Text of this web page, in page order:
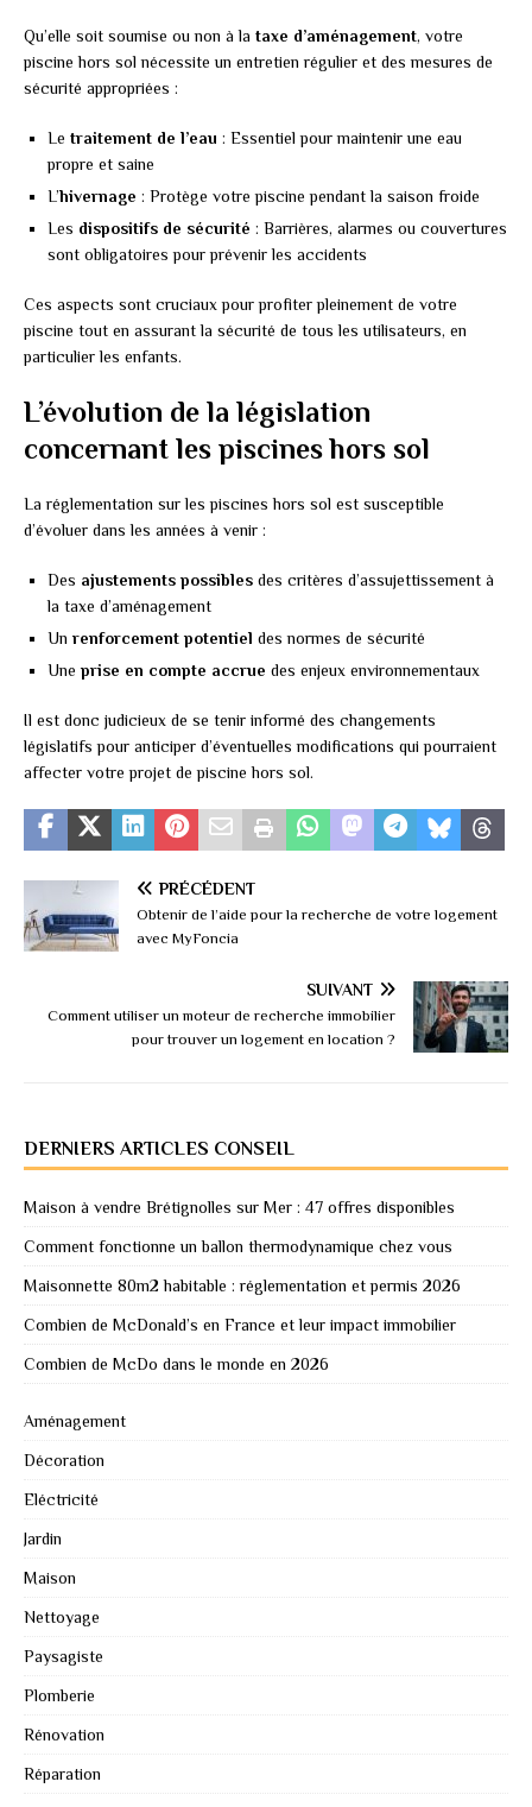
Qu’elle soit soumise ou non à la taxe d’aménagement, votre
piscine hors sol nécessite un entretien régulier et des mesures de
sécurité appropriées :
Le traitement de l’eau : Essentiel pour maintenir une eau
propre et saine
L’hivernage : Protège votre piscine pendant la saison froide
Les dispositifs de sécurité : Barrières, alarmes ou couvertures
sont obligatoires pour prévenir les accidents
Ces aspects sont cruciaux pour profiter pleinement de votre
piscine tout en assurant la sécurité de tous les utilisateurs, en
particulier les enfants.
L’évolution de la législation
concernant les piscines hors sol
La réglementation sur les piscines hors sol est susceptible
d’évoluer dans les années à venir :
Des ajustements possibles des critères d’assujettissement à
la taxe d’aménagement
Un renforcement potentiel des normes de sécurité
Une prise en compte accrue des enjeux environnementaux
Il est donc judicieux de se tenir informé des changements
législatifs pour anticiper d’éventuelles modifications qui pourraient
affecter votre projet de piscine hors sol.
PRÉCÉDENT
Obtenir de l’aide pour la recherche de votre logement
avec MyFoncia
SUIVANT
Comment utiliser un moteur de recherche immobilier
pour trouver un logement en location ?
DERNIERS ARTICLES CONSEIL
Maison à vendre Brétignolles sur Mer : 47 offres disponibles
Comment fonctionne un ballon thermodynamique chez vous
Maisonnette 80m2 habitable : réglementation et permis 2026
Combien de McDonald’s en France et leur impact immobilier
Combien de McDo dans le monde en 2026
Aménagement
Décoration
Eléctricité
Jardin
Maison
Nettoyage
Paysagiste
Plomberie
Rénovation
Réparation